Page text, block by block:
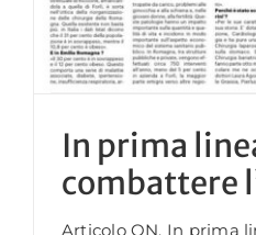
In prima
combattere
Articolo QN. In prima